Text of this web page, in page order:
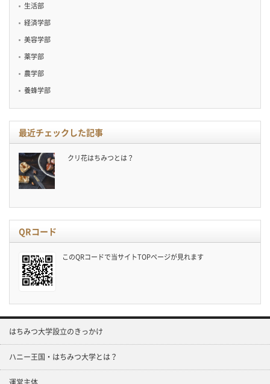
生活部
経済学部
美容学部
薬学部
農学部
養蜂学部
最近チェックした記事
クリ花はちみつとは？
QRコード
このQRコードで当サイトTOPページが見れます
はちみつ大学設立のきっかけ
ハニー王国・はちみつ大学とは？